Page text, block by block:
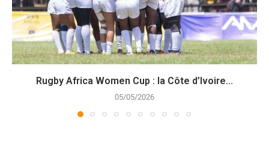
Rugby Africa Women Cup : la Côte d’Ivoire...
05/05/2026